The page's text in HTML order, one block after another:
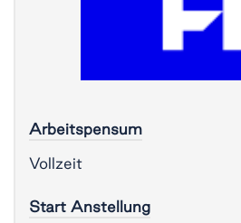
Arbeitspensum
Vollzeit
Start Anstellung